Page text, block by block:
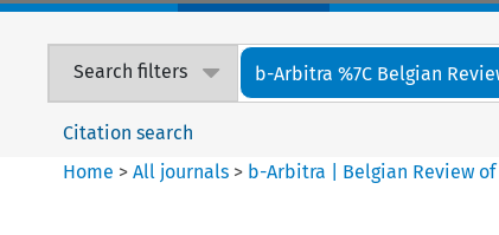
Search filters b-Arbitra %7C Belgian
Citation search
Home >All journals > b-Arbitra | Belgian Review